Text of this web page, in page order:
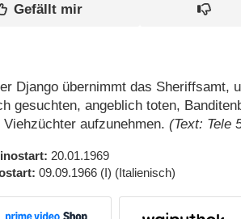
Django übernimmt das Sheriffsamt,
gesuchten, angeblich toten,
Viehzüchter aufzunehmen.(Text: Tele
20.01.1969
09.09.1966 (I) (Italienisch)